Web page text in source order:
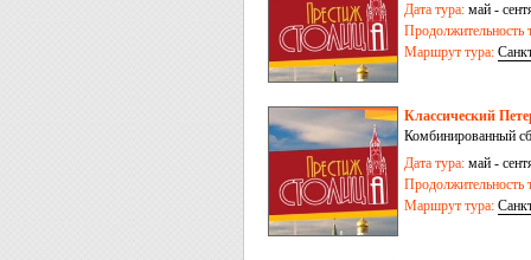
Дата тура: май -
Продолжительность
Маршрут тура:
Классический
Комбинированный
Дата тура: май -
Продолжительность
Маршрут тура: